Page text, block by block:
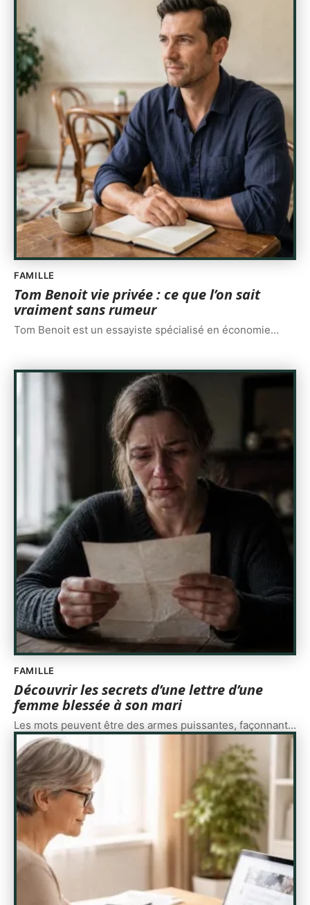
FAMILLE
Tom Benoit vie privée : ce que l’on sait
vraiment sans rumeur
Tom Benoit est un essayiste spécialisé en économie…
FAMILLE
Découvrir les secrets d’une lettre d’une
femme blessée à son mari
Les mots peuvent être des armes puissantes, façonnant…